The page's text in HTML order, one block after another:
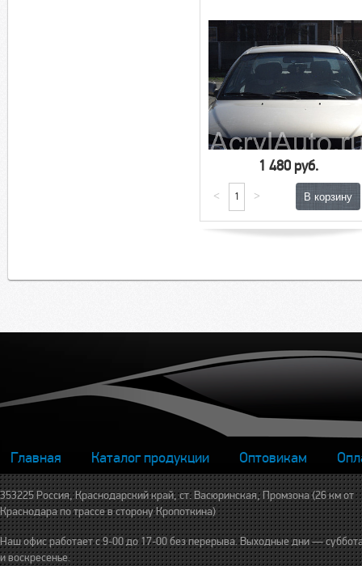
1 480 руб.
< >
Главная Каталог продукции Оптовикам
353225 Россия, Краснодарский край, ст. Васюринская, Промзона (26 км от
Краснодара по трассе в сторону Кропоткина)
Наш офис работает с 9-00 до 17-00 без перерыва. Выходные дни —
и воскресенье.